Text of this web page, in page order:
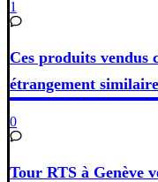
1
Ces produits vendus
étrangement
0
Tour RTS à Genève